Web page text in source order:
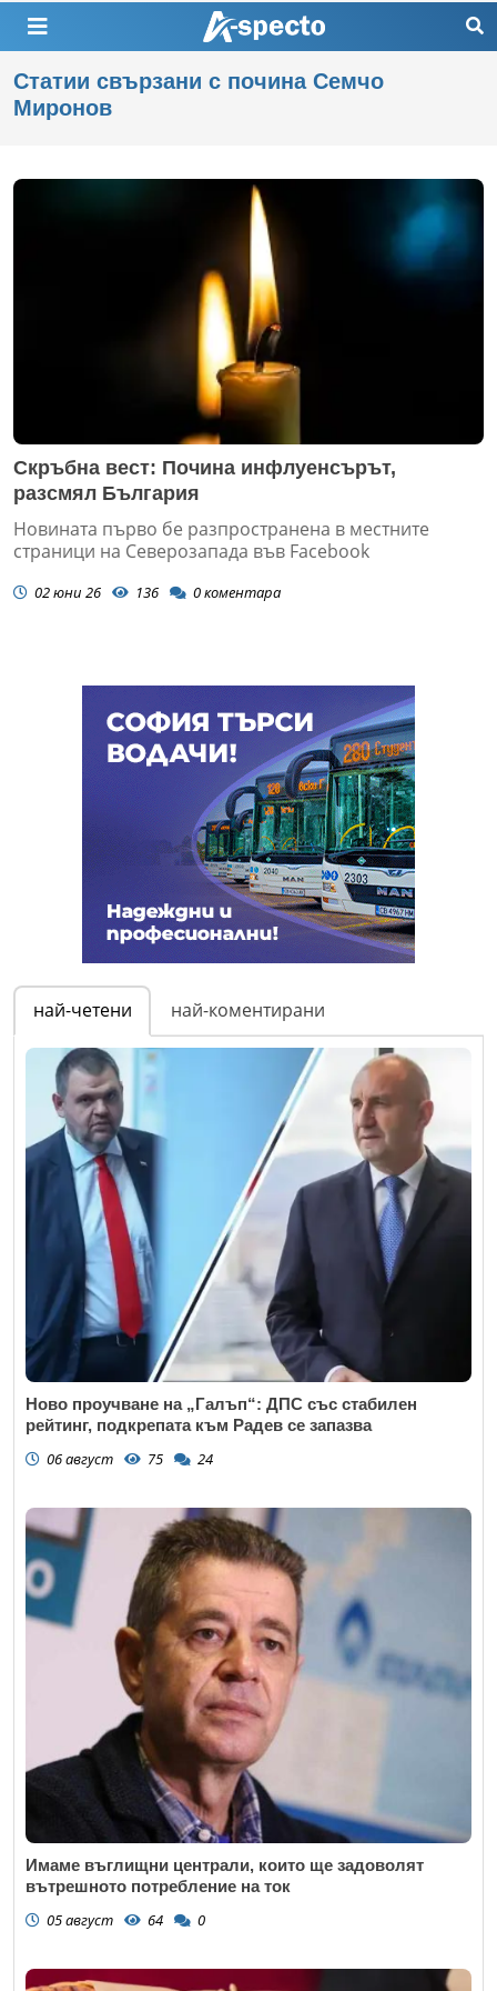
Статии свързани с почина Семчо
Миронов
Скръбна вест: Почина инфлуенсърът,
разсмял България
Новината първо бе разпространена в местните
страници на Северозапада във Facebook
02 юни 26 136 0коментара
най-четени най-коментирани
Ново проучване на „Галъп“: ДПС със стабилен
рейтинг, подкрепата към Радев се запазва
06 август 75 24
Имаме въглищни централи, които ще задоволят
вътрешното потребление на ток
05 август 64 0